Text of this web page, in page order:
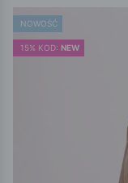
NOWOŚĆ
15% KOD: NEW